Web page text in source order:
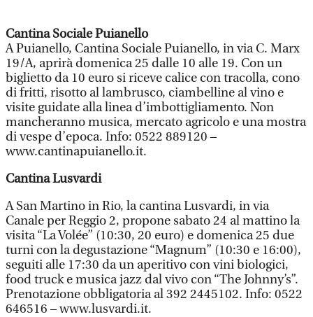
Cantina Sociale Puianello
A Puianello, Cantina Sociale Puianello, in via C. Marx
19/A, aprirà domenica 25 dalle 10 alle 19. Con un
biglietto da 10 euro si riceve calice con tracolla, cono
di fritti, risotto al lambrusco, ciambelline al vino e
visite guidate alla linea d’imbottigliamento. Non
mancheranno musica, mercato agricolo e una mostra
di vespe d’epoca. Info: 0522 889120 –
www.cantinapuianello.it.
Cantina Lusvardi
A San Martino in Rio, la cantina Lusvardi, in via
Canale per Reggio 2, propone sabato 24 al mattino la
visita “La Volée” (10:30, 20 euro) e domenica 25 due
turni con la degustazione “Magnum” (10:30 e 16:00),
seguiti alle 17:30 da un aperitivo con vini biologici,
food truck e musica jazz dal vivo con “The Johnny’s”.
Prenotazione obbligatoria al 392 2445102. Info: 0522
646516 – www.lusvardi.it.